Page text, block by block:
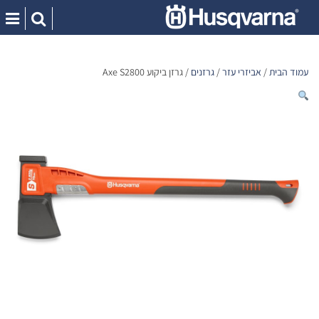
content
עמוד הבית/ אביזרי עזר/ גרזנים / גרזן ביקוע Axe S2800